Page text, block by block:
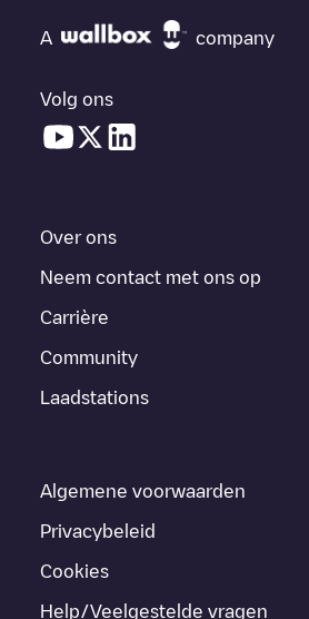
A company
Volg ons
Over ons
Neem contact met ons op
Carrière
Community
Laadstations
Algemene voorwaarden
Privacybeleid
Cookies
Help/Veelgestelde vragen